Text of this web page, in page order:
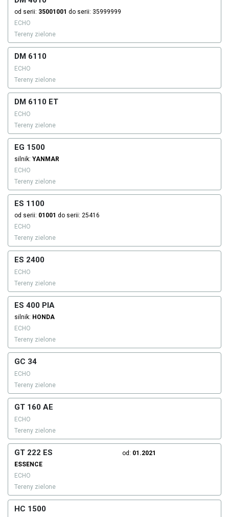
od serii: 35001001 do serii: 35999999
ECHO
Tereny zielone
DM 6110
ECHO
Tereny zielone
DM 6110 ET
ECHO
Tereny zielone
EG 1500
silnik: YANMAR
ECHO
Tereny zielone
ES 1100
od serii: 01001 do serii: 25416
ECHO
Tereny zielone
ES 2400
ECHO
Tereny zielone
ES 400 PIA
silnik: HONDA
ECHO
Tereny zielone
GC 34
ECHO
Tereny zielone
GT 160 AE
ECHO
Tereny zielone
GT 222 ES od: 01.2021
ESSENCE
ECHO
Tereny zielone
HC 1500